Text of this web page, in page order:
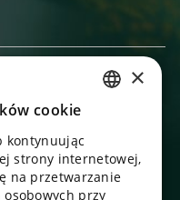
wygodny czat z
UKRAINIAN
×
cookie
kontynuując
strony internetowej,
na przetwarzanie
przy